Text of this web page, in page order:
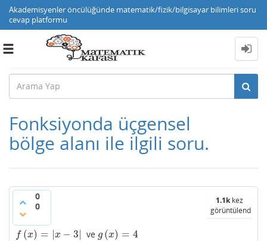
Akademisyenler öncülüğünde matematik/fizik/bilgisayar bilimleri soru
cevap platformu
Toggle
Fonksiyonda üçgensel
bölge alanı ile ilgili soru.
0
0
1.1kkez
görüntülendi
f (x) = x − 3
f(x)=| −3 | ve g (x) = 4
g(x)=4